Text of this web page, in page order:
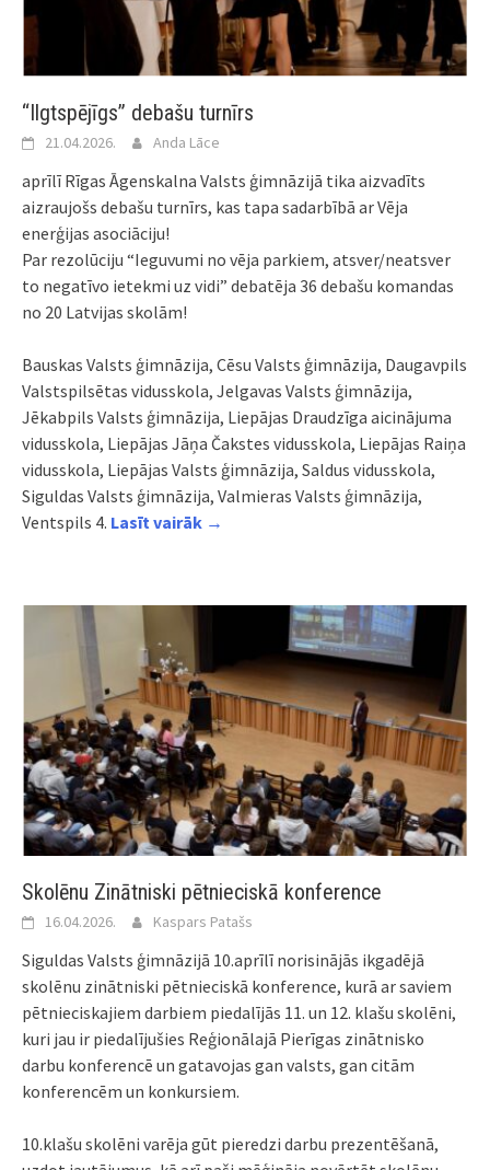
“Ilgtspējīgs” debašu turnīrs
21.04.2026. Anda Lāce
aprīlī Rīgas Āgenskalna Valsts ģimnāzijā tika aizvadīts
aizraujošs debašu turnīrs, kas tapa sadarbībā ar Vēja
enerģijas asociāciju!
Par rezolūciju “Ieguvumi no vēja parkiem, atsver/neatsver
to negatīvo ietekmi uz vidi” debatēja 36 debašu komandas
no 20 Latvijas skolām!
Bauskas Valsts ģimnāzija, Cēsu Valsts ģimnāzija, Daugavpils
Valstspilsētas vidusskola, Jelgavas Valsts ģimnāzija,
Jēkabpils Valsts ģimnāzija, Liepājas Draudzīga aicinājuma
vidusskola, Liepājas Jāņa Čakstes vidusskola, Liepājas Raiņa
vidusskola, Liepājas Valsts ģimnāzija, Saldus vidusskola,
Siguldas Valsts ģimnāzija, Valmieras Valsts ģimnāzija,
Ventspils 4. Lasīt vairāk →
Skolēnu Zinātniski pētnieciskā konference
16.04.2026. Kaspars Patašs
Siguldas Valsts ģimnāzijā 10.aprīlī norisinājās ikgadējā
skolēnu zinātniski pētnieciskā konference, kurā ar saviem
pētnieciskajiem darbiem piedalījās 11. un 12. klašu skolēni,
kuri jau ir piedalījušies Reģionālajā Pierīgas zinātnisko
darbu konferencē un gatavojas gan valsts, gan citām
konferencēm un konkursiem.
10.klašu skolēni varēja gūt pieredzi darbu prezentēšanā,